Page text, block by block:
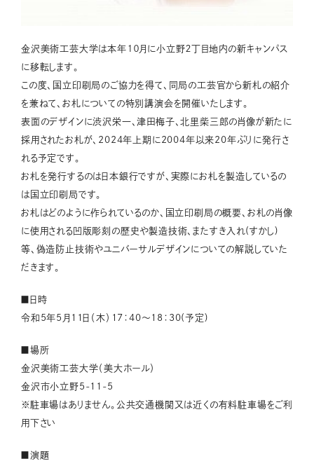
金沢美術工芸大学は本年１０月に小立野２丁目地内の新キャンパス
に移転します。
この度、国立印刷局のご協力を得て、同局の工芸官から新札の紹介
を兼ねて、お札についての特別講演会を開催いたします。
表面のデザインに渋沢栄一、津田梅子、北里柴三郎の肖像が新たに
採用されたお札が、2024年上期に2004年以来20年ぶりに発行さ
れる予定です。
お札を発行するのは日本銀行ですが、実際にお札を製造しているの
は国立印刷局です。
お札はどのように作られているのか、国立印刷局の概要、お札の肖像
に使用される凹版彫刻の歴史や製造技術、またすき入れ(すかし)
等、偽造防止技術やユニバーサルデザインについての解説していた
だきます。
■日時
令和5年5月11日（木）17：40～18：30(予定)
■場所
金沢美術工芸大学（美大ホール）
金沢市小立野5-11-5
※駐車場はありません。公共交通機関又は近くの有料駐車場をご利
用下さい
■演題